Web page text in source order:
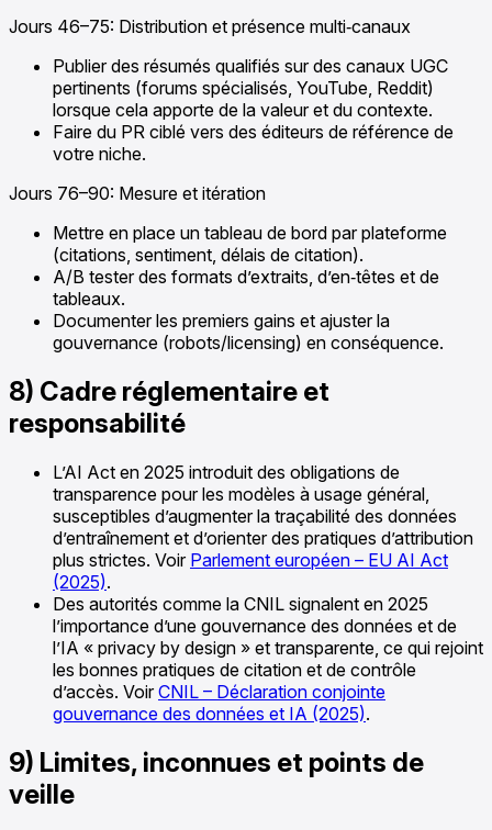
Jours 46–75: Distribution et présence multi‑canaux
Publier des résumés qualifiés sur des canaux UGC
pertinents (forums spécialisés, YouTube, Reddit)
lorsque cela apporte de la valeur et du contexte.
Faire du PR ciblé vers des éditeurs de référence de
votre niche.
Jours 76–90: Mesure et itération
Mettre en place un tableau de bord par plateforme
(citations, sentiment, délais de citation).
A/B tester des formats d’extraits, d’en‑têtes et de
tableaux.
Documenter les premiers gains et ajuster la
gouvernance (robots/licensing) en conséquence.
8) Cadre réglementaire et
responsabilité
L’AI Act en 2025 introduit des obligations de
transparence pour les modèles à usage général,
susceptibles d’augmenter la traçabilité des données
d’entraînement et d’orienter des pratiques d’attribution
plus strictes. Voir Parlement européen – EU AI Act
(2025).
Des autorités comme la CNIL signalent en 2025
l’importance d’une gouvernance des données et de
l’IA « privacy by design » et transparente, ce qui rejoint
les bonnes pratiques de citation et de contrôle
d’accès. VoirCNIL – Déclaration conjointe
gouvernance des données et IA (2025).
9) Limites, inconnues et points de
veille